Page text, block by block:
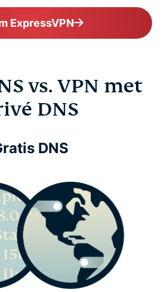
ExpressVPN
vs. VPN met
DNS
DNS